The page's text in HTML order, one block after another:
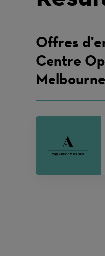
Offres
Centre
Melbourne